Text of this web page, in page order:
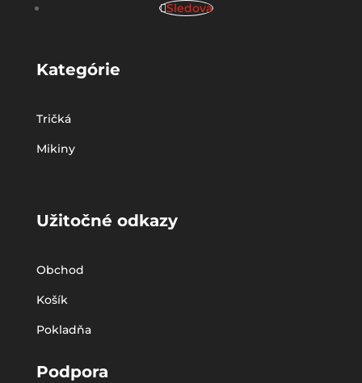
Sledova
Kategórie
Tričká
Mikiny
Užitočné odkazy
Obchod
Košík
Pokladňa
Podpora